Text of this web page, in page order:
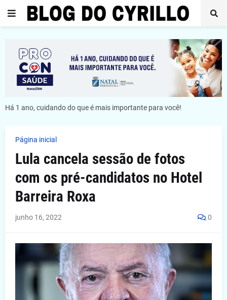
Há 1 ano, cuidando do que é mais importante para você!
Página inicial
Lula cancela sessão de fotos
com os pré-candidatos no Hotel
Barreira Roxa
junho 16, 2022 0